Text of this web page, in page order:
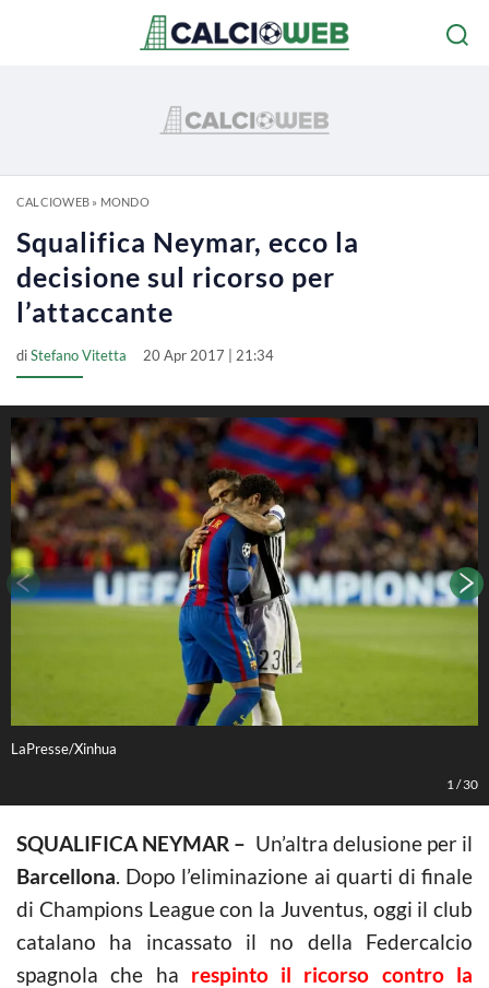
CALCIOWEB» MONDO
Squalifica Neymar, ecco la
decisione sul ricorso per
l’attaccante
diStefano Vitetta 20 Apr 2017 | 21:34
LaPresse/Xinhua
1 /30
SQUALIFICA NEYMAR – Un’altra delusione per il
Barcellona. Dopo l’eliminazione ai quarti di finale
di Champions League con la Juventus, oggi il club
catalano ha incassato il no della Federcalcio
spagnola che ha respinto il ricorso contro la